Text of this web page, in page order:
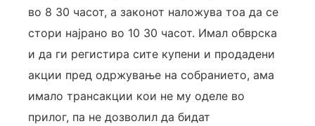
во 8 30 часот, а законот наложува тоа да се
стори најрано во 10 30 часот. Имал обврска
и да ги регистира сите купени и продадени
акции пред одржување на собранието, ама
имало трансакции кои не му оделе во
прилог, па не дозволил да бидат